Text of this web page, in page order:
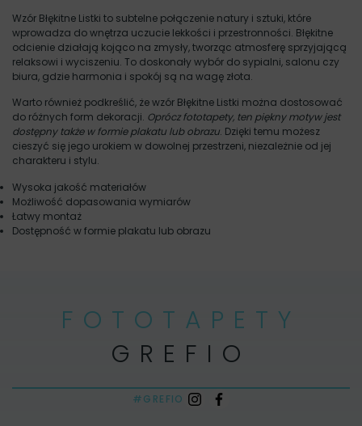
Wzór Błękitne Listki to subtelne połączenie natury i sztuki, które
wprowadza do wnętrza uczucie lekkości i przestronności. Błękitne
odcienie działają kojąco na zmysły, tworząc atmosferę sprzyjającą
relaksowi i wyciszeniu. To doskonały wybór do sypialni, salonu czy
biura, gdzie harmonia i spokój są na wagę złota.
Warto również podkreślić, że wzór Błękitne Listki można dostosować
do różnych form dekoracji. Oprócz fototapety, ten piękny motyw jest
dostępny także w formie plakatu lub obrazu. Dzięki temu możesz
cieszyć się jego urokiem w dowolnej przestrzeni, niezależnie od jej
charakteru i stylu.
Wysoka jakość materiałów
Możliwość dopasowania wymiarów
Łatwy montaż
Dostępność w formie plakatu lub obrazu
FOTOTAPETY
GREFIO
#GREFIO